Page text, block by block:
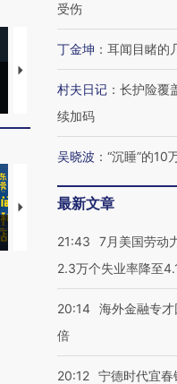
马航飞行员跨国走私7万
粒摇头丸 尿检体内含3种
视
度
【推广】走进第四届链博
有
受伤
丁金坤 ： 耳闻目睹的
村夫日记 ： 长护险覆
续加码
吴晓波 ： “沉睡”的10
最新文章
21:43
7月美国劳动
2.3万个失业率降至
20:14 海外金融专
倍
20:12 宁德时代宜春